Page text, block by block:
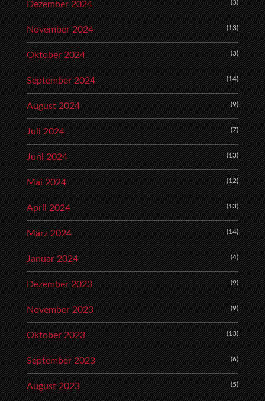
Dezember 2024 (3)
November 2024 (13)
Oktober 2024 (3)
September 2024 (14)
August 2024 (9)
Juli 2024 (7)
Juni 2024 (13)
Mai 2024 (12)
April 2024 (13)
März 2024 (14)
Januar 2024 (4)
Dezember 2023 (9)
November 2023 (9)
Oktober 2023 (13)
September 2023 (6)
August 2023 (5)